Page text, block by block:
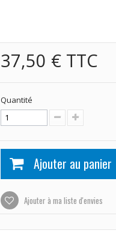
37,50 €TTC
Quantité
Ajouter au panier
Ajouter à ma liste d'envies